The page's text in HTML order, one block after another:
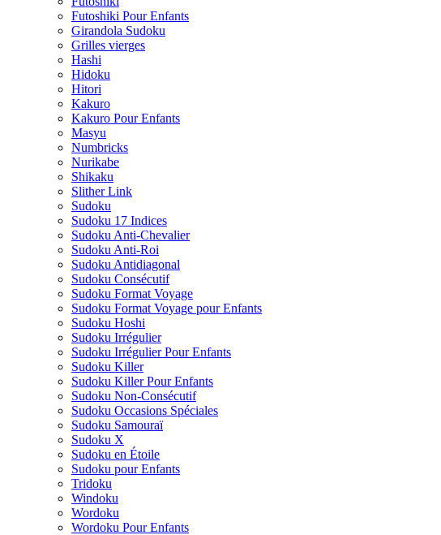
Futoshiki Pour Enfants
Girandola Sudoku
Grilles vierges
Hashi
Hidoku
Hitori
Kakuro
Kakuro Pour Enfants
Masyu
Numbricks
Nurikabe
Shikaku
Slither Link
Sudoku
Sudoku 17 Indices
Sudoku Anti-Chevalier
Sudoku Anti-Roi
Sudoku Antidiagonal
Sudoku Consécutif
Sudoku Format Voyage
Sudoku Format Voyage pour Enfants
Sudoku Hoshi
Sudoku Irrégulier
Sudoku Irrégulier Pour Enfants
Sudoku Killer
Sudoku Killer Pour Enfants
Sudoku Non-Consécutif
Sudoku Occasions Spéciales
Sudoku Samouraï
Sudoku X
Sudoku en Étoile
Sudoku pour Enfants
Tridoku
Windoku
Wordoku
Wordoku Pour Enfants